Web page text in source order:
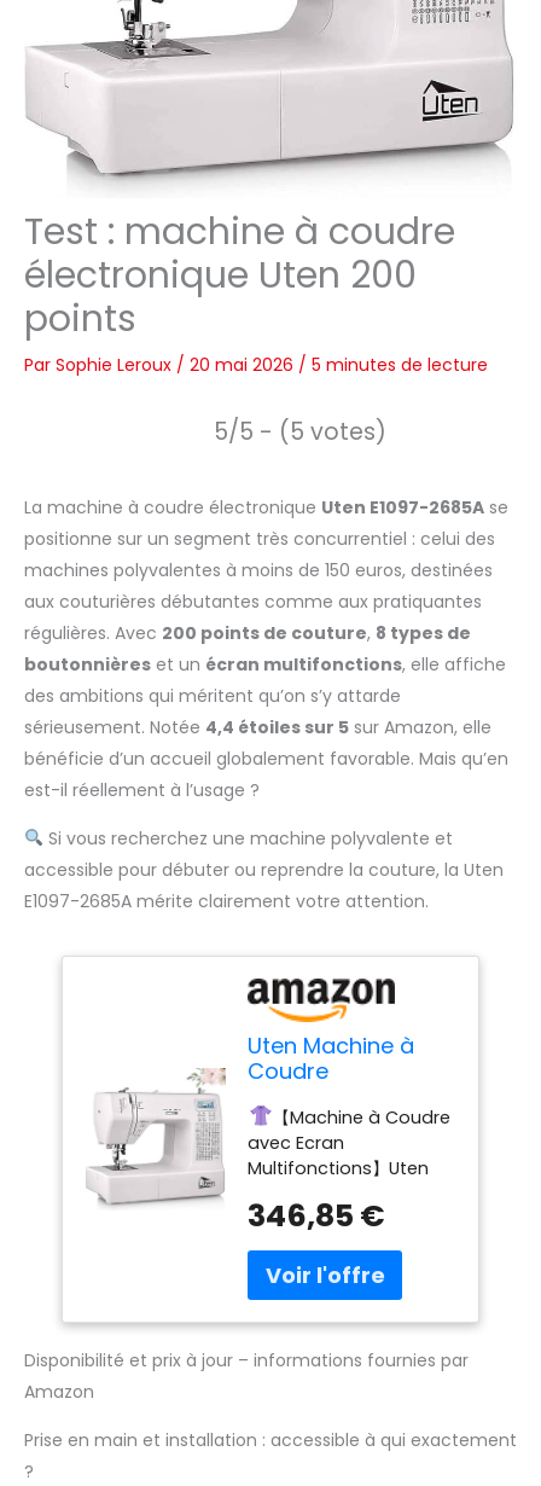
Test : machine à coudre
électronique Uten 200
points
Par Sophie Leroux / 20 mai 2026 / 5 minutes de lecture
5/5 - (5 votes)
La machine à coudre électronique Uten E1097-2685A se
positionne sur un segment très concurrentiel : celui des
machines polyvalentes à moins de 150 euros, destinées
aux couturières débutantes comme aux pratiquantes
régulières. Avec 200 points de couture, 8 types de
boutonnières et un écran multifonctions, elle affiche
des ambitions qui méritent qu’on s’y attarde
sérieusement. Notée 4,4 étoiles sur 5 sur Amazon, elle
bénéficie d’un accueil globalement favorable. Mais qu’en
est-il réellement à l’usage ?
Si vous recherchez une machine polyvalente et
accessible pour débuter ou reprendre la couture, la Uten
E1097-2685A mérite clairement votre attention.
Uten Machine à
Coudre
Points 8 Types de
Boutonnières avec
Ecran
Multifonctions
【Machine à Coudre
avec Ecran
Multifonctions】Uten
coudre informatisée
est facile à utiliser,
conçue pour la
durabilité et la flexibilité
ce qui aide les
à améliorer leur
uniques, y compris des
346,85 €
Disponibilité et prix à jour – informations fournies par
Amazon
Prise en main et installation : accessible à qui exactement
?